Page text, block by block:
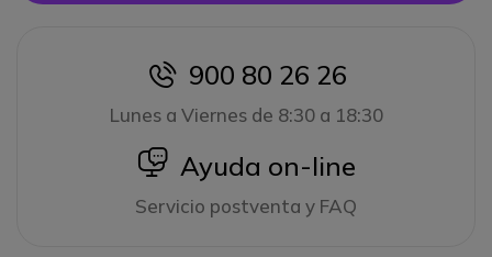
icon
900 80 26 26
Lunes a Viernes de 8:30 a 18:30
icon
Ayuda on-line
Servicio postventa y FAQ